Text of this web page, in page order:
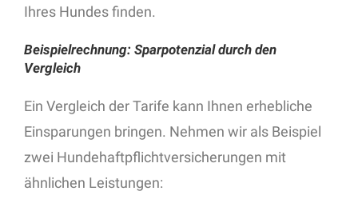
Ihres Hundes finden.
Beispielrechnung: Sparpotenzial durch den
Vergleich
Ein Vergleich der Tarife kann Ihnen erhebliche
Einsparungen bringen. Nehmen wir als Beispiel
zwei Hundehaftpflichtversicherungen mit
ähnlichen Leistungen: